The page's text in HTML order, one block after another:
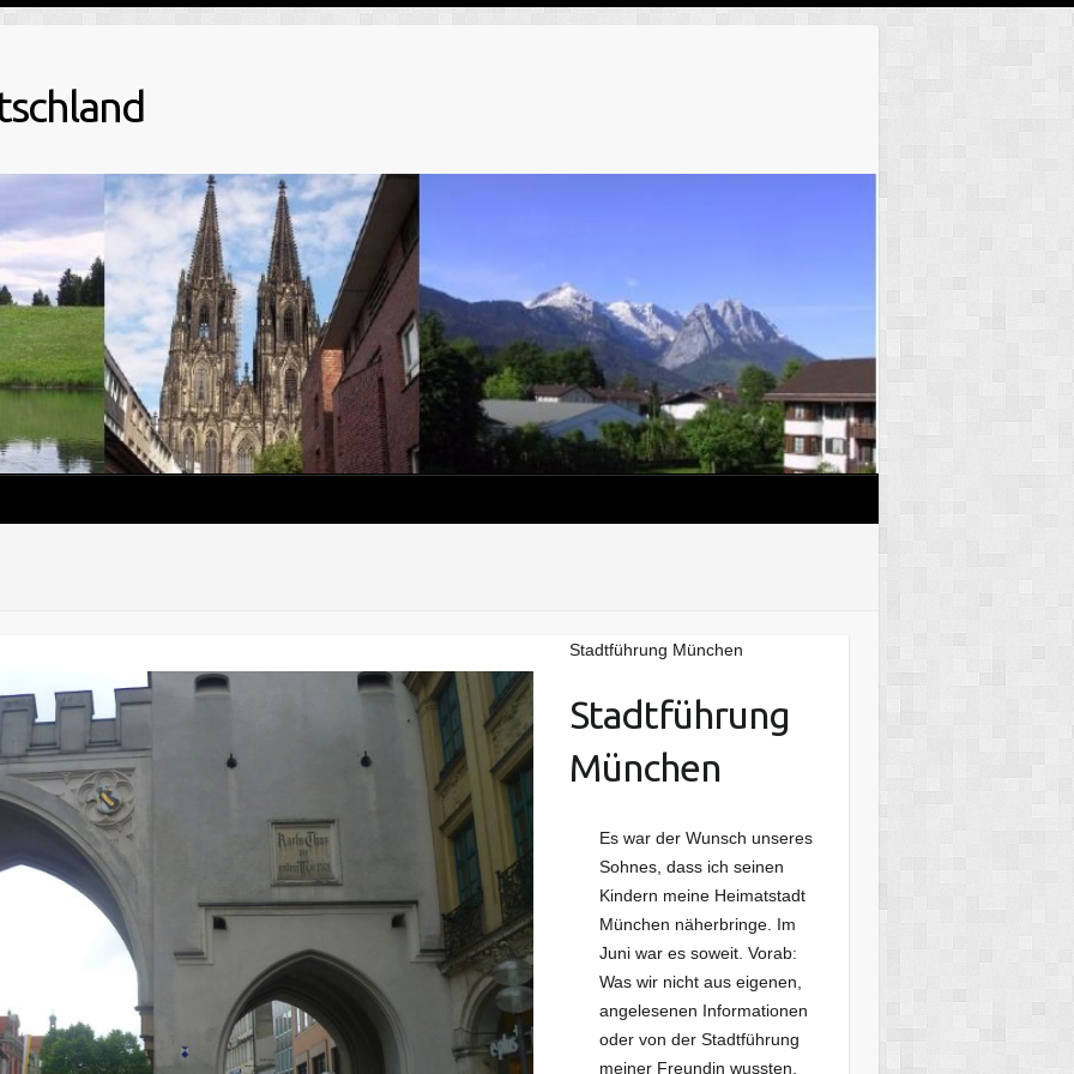
Stadtführung München
Stadtführung
München
Es war der Wunsch unseres
Sohnes, dass ich seinen
Kindern meine Heimatstadt
München näherbringe. Im
Juni war es soweit. Vorab:
Was wir nicht aus eigenen,
angelesenen Informationen
oder von der Stadtführung
meiner Freundin wussten,